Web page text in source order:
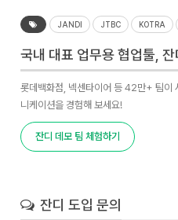
JANDI JTBC KOTRA
국내 대표 업무용 협업툴, 잔
롯데백화점, 넥센타이어 등 42만+ 팀이
니케이션을 경험해 보세요!
잔디 데모 팀 체험하기
잔디 도입 문의